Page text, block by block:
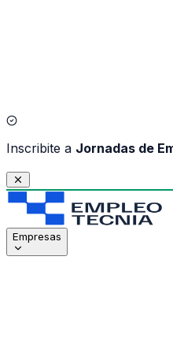
Inscribite a Jornadas de
Empresas